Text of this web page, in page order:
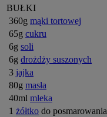
BUŁKI
360g mąki tortowej
65g cukru
6g soli
6g drożdży suszonych
3 jajka
80g masła
40ml mleka
1 żółtko do posmarowania